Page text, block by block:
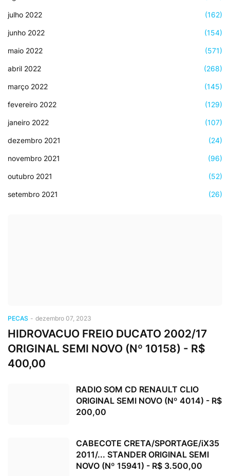
julho 2022 (162)
junho 2022 (154)
maio 2022 (571)
abril 2022 (268)
março 2022 (145)
fevereiro 2022 (129)
janeiro 2022 (107)
dezembro 2021 (24)
novembro 2021 (96)
outubro 2021 (52)
setembro 2021 (26)
PECAS - dezembro 07, 2023
HIDROVACUO FREIO DUCATO 2002/17
ORIGINAL SEMI NOVO (Nº 10158) - R$
400,00
RADIO SOM CD RENAULT CLIO
ORIGINAL SEMI NOVO (Nº 4014) - R$
200,00
CABECOTE CRETA/SPORTAGE/iX35
2011/... STANDER ORIGINAL SEMI
NOVO (Nº 15941) - R$ 3.500,00